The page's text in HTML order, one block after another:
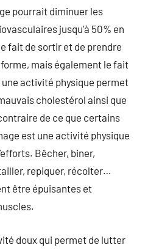
pourrait diminuer les
jusqu’à 50% en
fait de sortir et de prendre
mais également le fait
activité physique permet
cholestérol ainsi que
de ce que certains
est une activité physique
Bêcher, biner,
repiquer, récolter…
être épuisantes et
doux qui permet de lutter